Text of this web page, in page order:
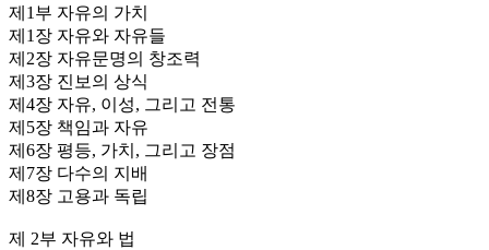
제1부 자유의 가치
제1장 자유와 자유들
제2장 자유문명의 창조력
제3장 진보의 상식
제4장 자유, 이성, 그리고 전통
제5장 책임과 자유
제6장 평등, 가치, 그리고 장점
제7장 다수의 지배
제8장 고용과 독립
제 2부 자유와 법